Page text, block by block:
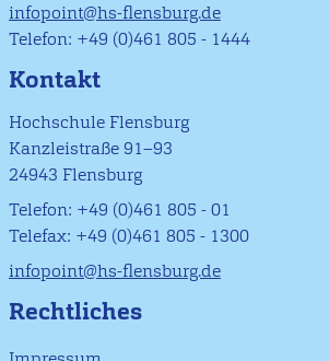
infopoint@hs-flensburg.de
Telefon: +49 (0)461 805 - 1444
Kontakt
Hochschule Flensburg
Kanzleistraße 91–93
24943 Flensburg
Telefon: +49 (0)461 805 - 01
Telefax: +49 (0)461 805 - 1300
infopoint@hs-flensburg.de
Rechtliches